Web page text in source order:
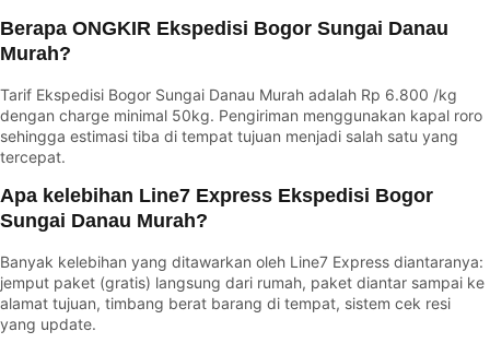
Berapa ONGKIR Ekspedisi Bogor Sungai Danau
Murah?
Tarif Ekspedisi Bogor Sungai Danau Murah adalah Rp 6.800 /kg
dengan charge minimal 50kg. Pengiriman menggunakan kapal roro
sehingga estimasi tiba di tempat tujuan menjadi salah satu yang
tercepat.
Apa kelebihan Line7 Express Ekspedisi Bogor
Sungai Danau Murah?
Banyak kelebihan yang ditawarkan oleh Line7 Express diantaranya:
jemput paket (gratis) langsung dari rumah, paket diantar sampai ke
alamat tujuan, timbang berat barang di tempat, sistem cek resi
yang update.